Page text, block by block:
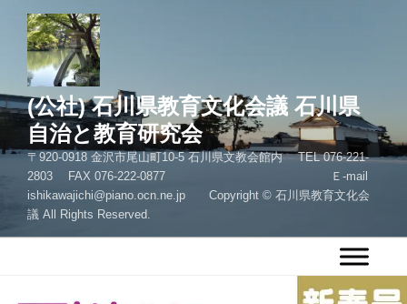
ツ
へ
(公社) 石川県教育文化会議 石川県
自治と教育研究会
〒920-0918 金沢市尾山町10-5 石川県文教会館内 TEL 076-221-
2803 FAX 076-222-0877 Ｅ-mail
ishikawajichi@piano.ocn.ne.jp Copyright © 石川県教育文化会
議 All Rights Reserved.